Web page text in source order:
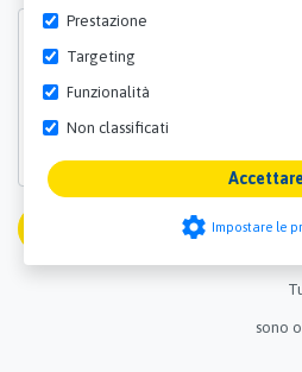
Tutti
sono
Prestazione
Targeting
Funzionalità
Non classificati
settings Impostare le